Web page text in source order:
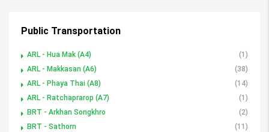
Public Transportation
ARL - Hua Mak (A4)
(1)
ARL - Makkasan (A6)
(38)
ARL - Phaya Thai (A8)
(14)
ARL - Ratchaprarop (A7)
(1)
BRT - Arkhan Songkhro
(2)
BRT - Sathorn
(11)